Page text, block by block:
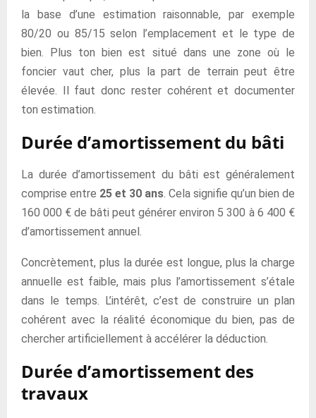
la base d’une estimation raisonnable, par exemple
80/20 ou 85/15 selon l’emplacement et le type de
bien. Plus ton bien est situé dans une zone où le
foncier vaut cher, plus la part de terrain peut être
élevée. Il faut donc rester cohérent et documenter
ton estimation.
Durée d’amortissement du bâti
La durée d’amortissement du bâti est généralement
comprise entre 25 et 30 ans. Cela signifie qu’un bien de
160 000 € de bâti peut générer environ 5 300 à 6 400 €
d’amortissement annuel.
Concrètement, plus la durée est longue, plus la charge
annuelle est faible, mais plus l’amortissement s’étale
dans le temps. L’intérêt, c’est de construire un plan
cohérent avec la réalité économique du bien, pas de
chercher artificiellement à accélérer la déduction.
Durée d’amortissement des
travaux